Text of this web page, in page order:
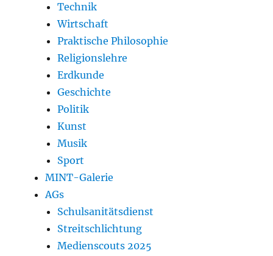
Technik
Wirtschaft
Praktische Philosophie
Religionslehre
Erdkunde
Geschichte
Politik
Kunst
Musik
Sport
MINT-Galerie
AGs
Schulsanitätsdienst
Streitschlichtung
Medienscouts 2025